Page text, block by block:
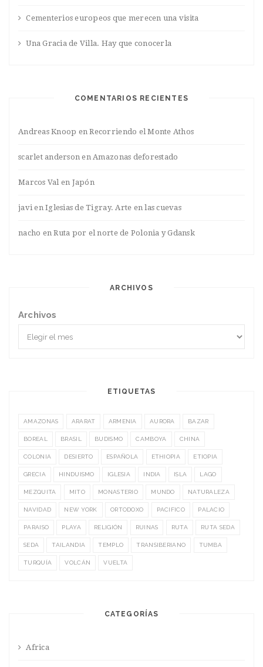
Cementerios europeos que merecen una visita
Una Gracia de Villa. Hay que conocerla
COMENTARIOS RECIENTES
Andreas Knoop enRecorriendo el Monte Athos
scarlet anderson enAmazonas deforestado
Marcos Valen Japón
javienIglesias de Tigray. Arte en las cuevas
nacho enRuta por el norte de Polonia y Gdansk
ARCHIVOS
Archivos
ETIQUETAS
AMAZONAS ARARAT ARMENIA AURORA BAZAR
BOREAL BRASIL BUDISMO CAMBOYA CHINA
COLONIA DESIERTO ESPAÑOLA ETHIOPIA ETIOPIA
GRECIA HINDUISMO IGLESIA INDIA ISLA LAGO
MEZQUITA MITO MONASTERIO MUNDO NATURALEZA
NAVIDAD NEW YORK ORTODOXO PACIFICO PALACIO
PARAISO PLAYA RELIGIÓN RUINAS RUTA RUTA SEDA
SEDA TAILANDIA TEMPLO TRANSIBERIANO TUMBA
TURQUÍA VOLCÁN VUELTA
CATEGORÍAS
Africa